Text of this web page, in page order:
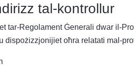
tal-kontrollur
tar-Regolament Ġenerali dwar il-
dispożizzjonijiet oħra relatati mal-